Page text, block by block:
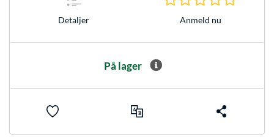
Detaljer Anmeld nu
På lager